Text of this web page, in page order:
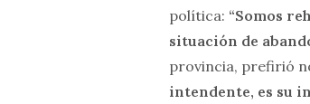
política: “Somos
situación de
provincia, prefirió
intendente, es su